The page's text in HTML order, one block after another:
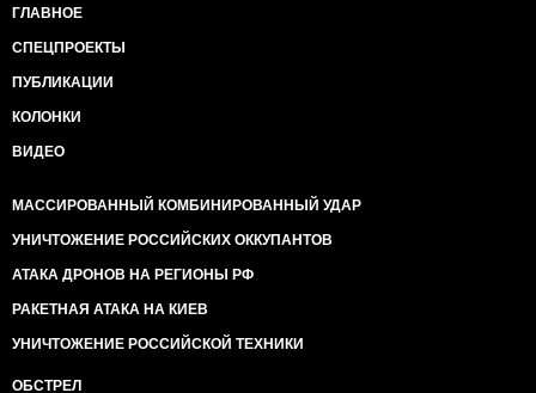
ГЛАВНОЕ
СПЕЦПРОЕКТЫ
ПУБЛИКАЦИИ
КОЛОНКИ
ВИДЕО
МАССИРОВАННЫЙ КОМБИНИРОВАННЫЙ УДАР
УНИЧТОЖЕНИЕ РОССИЙСКИХ ОККУПАНТОВ
АТАКА ДРОНОВ НА РЕГИОНЫ РФ
РАКЕТНАЯ АТАКА НА КИЕВ
УНИЧТОЖЕНИЕ РОССИЙСКОЙ ТЕХНИКИ
ОБСТРЕЛ